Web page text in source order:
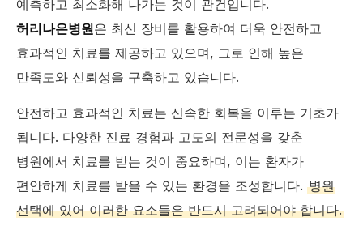
예측하고 최소화해 나가는 것이 관건입니다.
허리나은병원은 최신 장비를 활용하여 더욱 안전하고
효과적인 치료를 제공하고 있으며, 그로 인해 높은
만족도와 신뢰성을 구축하고 있습니다.
안전하고 효과적인 치료는 신속한 회복을 이루는 기초가
됩니다. 다양한 진료 경험과 고도의 전문성을 갖춘
병원에서 치료를 받는 것이 중요하며, 이는 환자가
편안하게 치료를 받을 수 있는 환경을 조성합니다. 병원
선택에 있어 이러한 요소들은 반드시 고려되어야 합니다.